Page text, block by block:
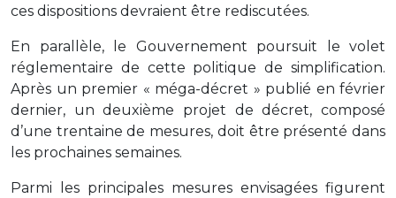
ces dispositions devraient être rediscutées.
En parallèle, le Gouvernement poursuit le volet
réglementaire de cette politique de simplification.
Après un premier « méga-décret » publié en février
dernier, un deuxième projet de décret, composé
d’une trentaine de mesures, doit être présenté dans
les prochaines semaines.
Parmi les principales mesures envisagées figurent